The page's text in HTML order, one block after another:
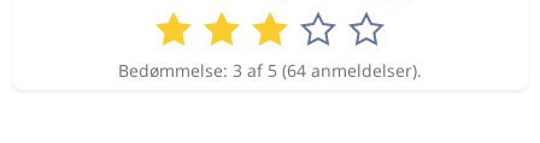
Bedømmelse: 3 af 5 (64 anmeldelser).